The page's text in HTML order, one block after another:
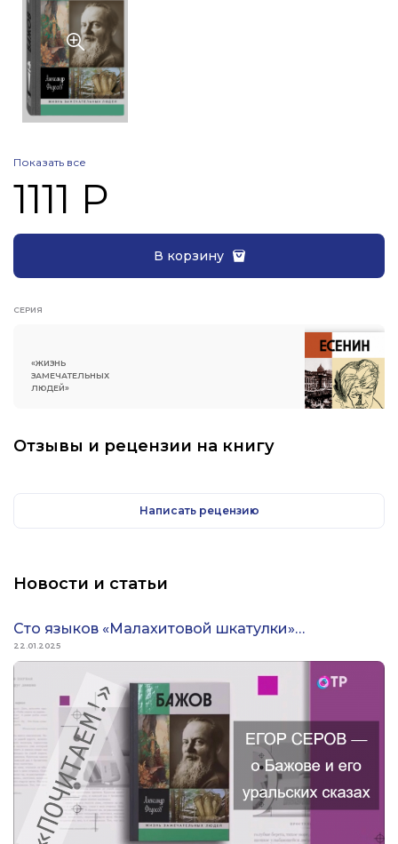
автора сказов с вождём народов и многое другое.
Показать все
1111 Р
В корзину
СЕРИЯ
«ЖИЗНЬ
ЗАМЕЧАТЕЛЬНЫХ
ЛЮДЕЙ»
Отзывы и рецензии на книгу
Написать рецензию
Новости и статьи
Сто языков «Малахитовой шкатулки»…
22.01.2025